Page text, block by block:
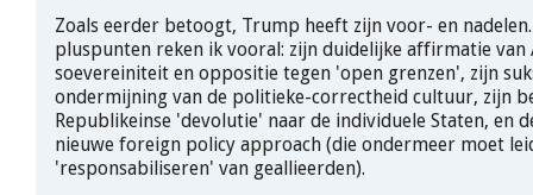
Zoals eerder betoogt, Trump heeft zijn voor- en
pluspunten reken ik vooral: zijn duidelijke affirmatie van
soevereiniteit en oppositie tegen 'open grenzen', zijn
ondermijning van de politieke-correctheid cultuur, zijn
Republikeinse 'devolutie' naar de individuele Staten, en
nieuwe foreign policy approach (die ondermeer moet
'responsabiliseren' van geallieerden).